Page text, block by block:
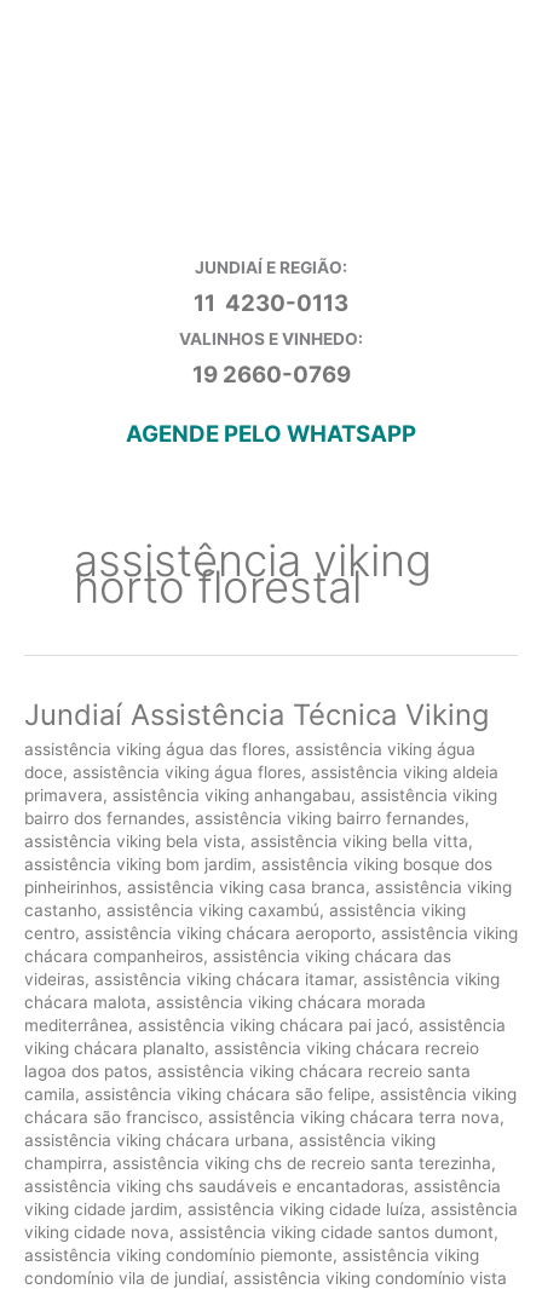
JUNDIAÍ E REGIÃO:
11 4230-0113
VALINHOS E VINHEDO:
19 2660-0769
AGENDE PELO WHATSAPP
assistência viking
horto florestal
Jundiaí Assistência Técnica Viking
assistência viking água das flores, assistência viking água
doce, assistência viking água flores, assistência viking aldeia
primavera, assistência viking anhangabau, assistência viking
bairro dos fernandes, assistência viking bairro fernandes,
assistência viking bela vista, assistência viking bella vitta,
assistência viking bom jardim, assistência viking bosque dos
pinheirinhos, assistência viking casa branca, assistência viking
castanho, assistência viking caxambú, assistência viking
centro, assistência viking chácara aeroporto, assistência viking
chácara companheiros, assistência viking chácara das
videiras, assistência viking chácara itamar, assistência viking
chácara malota, assistência viking chácara morada
mediterrânea, assistência viking chácara pai jacó, assistência
viking chácara planalto, assistência viking chácara recreio
lagoa dos patos, assistência viking chácara recreio santa
camila, assistência viking chácara são felipe, assistência viking
chácara são francisco, assistência viking chácara terra nova,
assistência viking chácara urbana, assistência viking
champirra, assistência viking chs de recreio santa terezinha,
assistência viking chs saudáveis e encantadoras, assistência
viking cidade jardim, assistência viking cidade luíza, assistência
viking cidade nova, assistência viking cidade santos dumont,
assistência viking condomínio piemonte, assistência viking
condomínio vila de jundiaí, assistência viking condomínio vista